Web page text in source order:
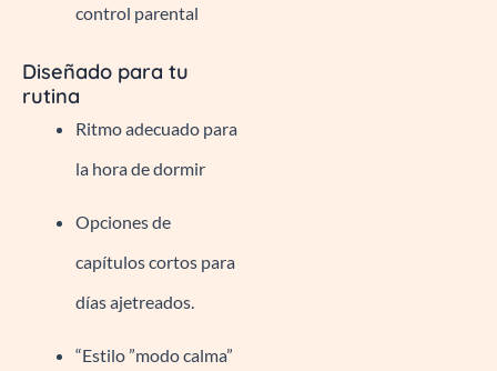
control parental
Diseñado para tu
rutina
Ritmo adecuado para
la hora de dormir
Opciones de
capítulos cortos para
días ajetreados.
“Estilo ”modo calma”